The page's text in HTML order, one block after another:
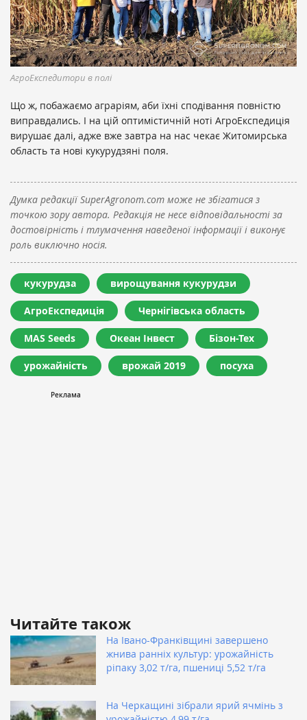
АгроЕкспедитори в полі
Що ж, побажаємо аграріям, аби їхні сподівання повністю
виправдались. І на цій оптимістичній ноті АгроЕкспедиція
вирушає далі, адже вже завтра на нас чекає Житомирська
область та нові кукурудзяні поля.
Думка редакції SuperAgronom.com може не збігатися з
точкою зору автора. Редакція не несе відповідальності за
достовірність і тлумачення наведеної інформації і виконує
роль виключно носія.
кукурудза вирощування кукурудзи
АгроЕкспедиція Чернігівська область
MAS Seeds Океан Інвест Бізон-Тех
урожайність врожай 2019 посуха
Читайте також
На Івано-Франківщині завершено
жнива ранніх культур: урожайність
ріпаку 3,02 т/га, пшениці 5,52 т/га
На Черкащині зібрали ярий ячмінь з